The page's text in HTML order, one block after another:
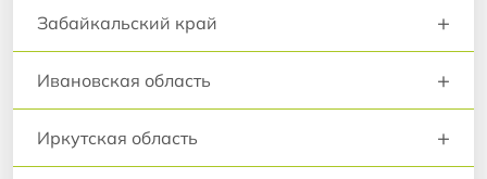
Забайкальский край +
Ивановская область +
Иркутская область +